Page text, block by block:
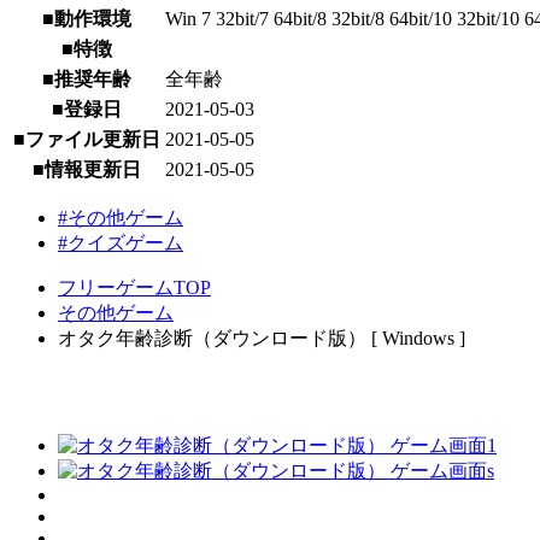
■動作環境
Win 7 32bit/7 64bit/8 32bit/8 64bit/10 32bit/10
■特徴
■推奨年齢
全年齢
■登録日
2021-05-03
■ファイル更新日 2021-05-05
■情報更新日
2021-05-05
#その他ゲーム
#クイズゲーム
フリーゲームTOP
その他ゲーム
オタク年齢診断（ダウンロード版） [ Windows ]